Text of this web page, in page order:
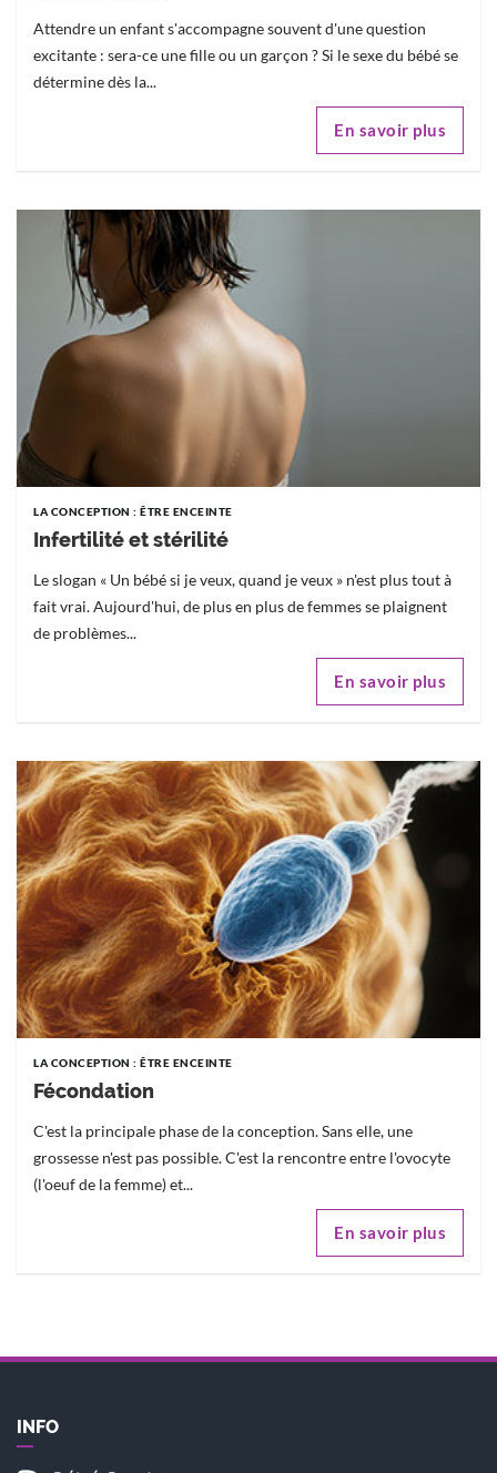
Attendre un enfant s'accompagne souvent d'une question
excitante : sera-ce une fille ou un garçon ? Si le sexe du bébé se
détermine dès la...
En savoir plus
LA CONCEPTION : ÊTRE ENCEINTE
Infertilité et stérilité
Le slogan « Un bébé si je veux, quand je veux » n'est plus tout à
fait vrai. Aujourd'hui, de plus en plus de femmes se plaignent
de problèmes...
En savoir plus
LA CONCEPTION : ÊTRE ENCEINTE
Fécondation
C'est la principale phase de la conception. Sans elle, une
grossesse n'est pas possible. C'est la rencontre entre l'ovocyte
(l'oeuf de la femme) et...
En savoir plus
INFO